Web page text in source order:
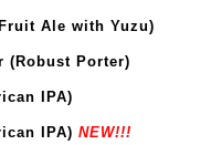
Ale with Yuzu)
(Robust Porter)
IPA)
IPA) NEW!!!